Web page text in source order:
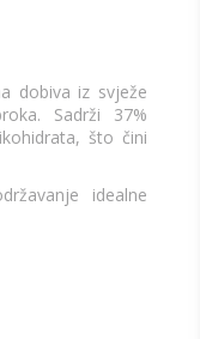
dobiva iz svježe
Sadrži 37%
što čini
idealne